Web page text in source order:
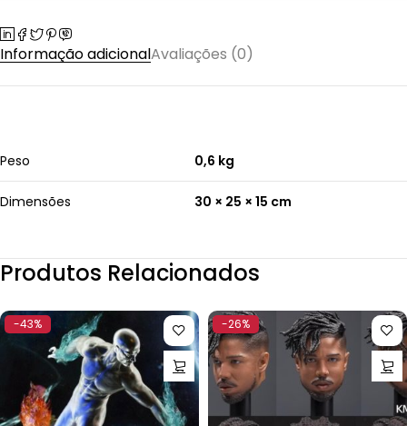
Informação adicionalAvaliações (0)
Peso 0,6 kg
Dimensões 30 × 25 × 15 cm
Produtos Relacionados
-43% -26%